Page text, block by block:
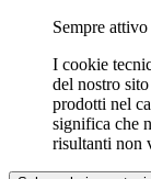
Sempre attivo
I cookie
del nostro
prodotti nel
significa che
risultanti non